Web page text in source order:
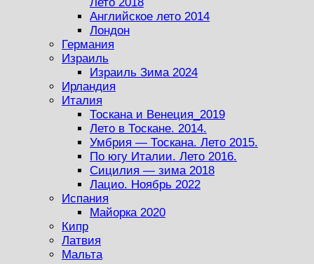
Английское лето 2014
Лондон
Германия
Израиль
Израиль Зима 2024
Ирландия
Италия
Тоскана и Венеция_2019
Лето в Тоскане. 2014.
Умбрия — Тоскана. Лето 2015.
По югу Италии. Лето 2016.
Сицилия — зима 2018
Лацио. Ноябрь 2022
Испания
Майорка 2020
Кипр
Латвия
Мальта